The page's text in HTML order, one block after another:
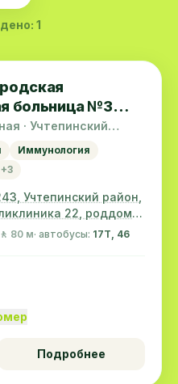
1
больница №3
матери и
· Учтепинский
Иммунология
+3
Учтепинский район,
22, роддом
🚶 80 м· автобусы: 17T, 46
Подробнее